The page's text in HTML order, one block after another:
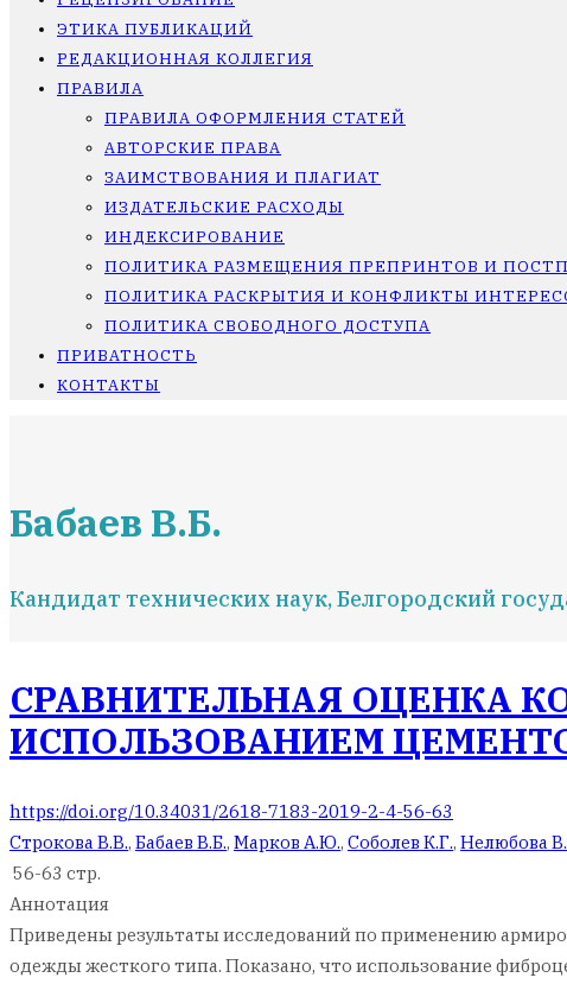
ЭТИКА ПУБЛИКАЦИЙ
РЕДАКЦИОННАЯ КОЛЛЕГИЯ
ПРАВИЛА
ПРАВИЛА ОФОРМЛЕНИЯ СТАТЕЙ
АВТОРСКИЕ ПРАВА
ЗАИМСТВОВАНИЯ И ПЛАГИАТ
ИЗДАТЕЛЬСКИЕ РАСХОДЫ
ИНДЕКСИРОВАНИЕ
ПОЛИТИКА РАЗМЕЩЕНИЯ ПРЕПРИНТОВ И
ПОЛИТИКА РАСКРЫТИЯ И КОНФЛИКТЫ
ПОЛИТИКА СВОБОДНОГО ДОСТУПА
ПРИВАТНОСТЬ
КОНТАКТЫ
Бабаев В.Б.
Кандидат технических наук, Белгородский
СРАВНИТЕЛЬНАЯ ОЦЕНКА
ИСПОЛЬЗОВАНИЕМ
https://doi.org/10.34031/2618-7183-2019-2-4-56-63
Строкова В.В., Бабаев В.Б., Марков А.Ю., Соболев К.Г., Нелюбова
56-63 стр.
Аннотация
Приведены результаты исследований по применению
одежды жесткого типа. Показано, что использование